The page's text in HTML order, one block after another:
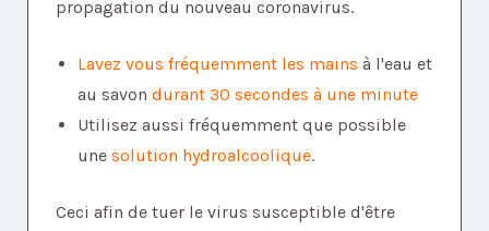
propagation du nouveau coronavirus.
Lavez vous fréquemment les mains à l'eau et
au savon durant 30 secondes à une minute
Utilisez aussi fréquemment que possible
une solution hydroalcoolique.
Ceci afin de tuer le virus susceptible d'être